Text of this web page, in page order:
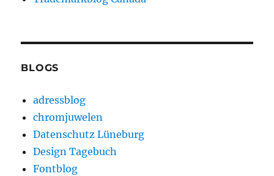
BLOGS
adressblog
chromjuwelen
Datenschutz Lüneburg
Design Tagebuch
Fontblog